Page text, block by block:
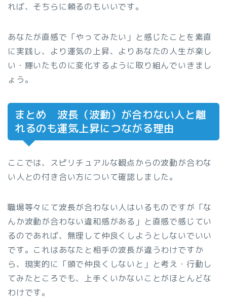
れば、そちらに頼るのもいいです。
あなたが直感で「やってみたい」と感じたことを素直
に実践し、より運気の上昇、よりあなたの人生が楽し
い・輝いたものに変化するように取り組んでいきまし
ょう。
まとめ 波長（波動）が合わない人と離
れるのも運気上昇につながる理由
ここでは、スピリチュアルな観点からの波動が合わな
い人との付き合い方について確認しました。
職場等々にて波長が合わない人はいるものですが「な
んか波動が合わない違和感がある」と直感で感じてい
るのであれば、無理して仲良くしようとしないでいい
です。これはあなたと相手の波長が違うわけですか
ら、現実的に「頭で仲良くしないと」と考え・行動し
てみたところでも、上手くいかないことがほとんどな
わけです。